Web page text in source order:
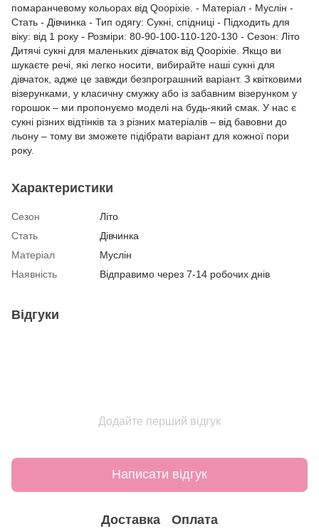
помаранчевому кольорах від Qoopixie. - Матеріал - Муслін -
Стать - Дівчинка - Тип одягу: Сукні, спідниці - Підходить для
віку: від 1 року - Розміри: 80-90-100-110-120-130 - Сезон: Літо
Дитячі сукні для маленьких дівчаток від Qoopixie. Якщо ви
шукаєте речі, які легко носити, вибирайте наші сукні для
дівчаток, адже це завжди безпрограшний варіант. З квітковими
візерунками, у класичну смужку або із забавним візерунком у
горошок – ми пропонуємо моделі на будь-який смак. У нас є
сукні різних відтінків та з різних матеріалів – від бавовни до
льону – тому ви зможете підібрати варіант для кожної пори
року.
Характеристики
Сезон
Літо
Стать
Дівчинка
Матеріал
Муслін
Наявність
Відправимо через 7-14 робочих днів
Відгуки
Додайте перший відгук
Написати відгук
Доставка Оплата